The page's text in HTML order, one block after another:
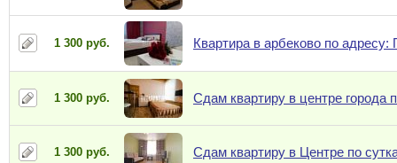
1 300 руб. Квартира в арбеково по
1 300 руб. Сдам квартиру в центре города
1 300 руб. Сдам квартиру в Центре по